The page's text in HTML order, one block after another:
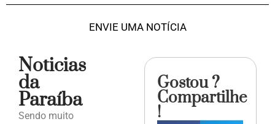
ENVIE UMA NOTÍCIA
Noticias
da
Paraíba
Sendo muito
Gostou ?
Compartilhe
!